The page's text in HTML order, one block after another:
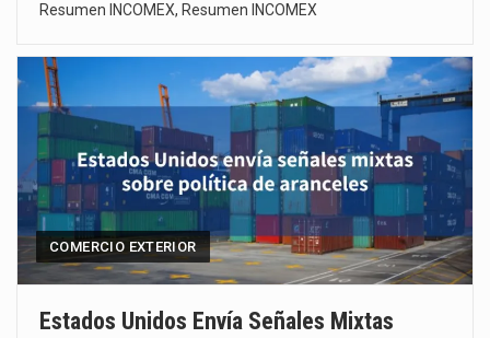
Resumen INCOMEX, Resumen INCOMEX
COMERCIO EXTERIOR
Estados Unidos Envía Señales Mixtas